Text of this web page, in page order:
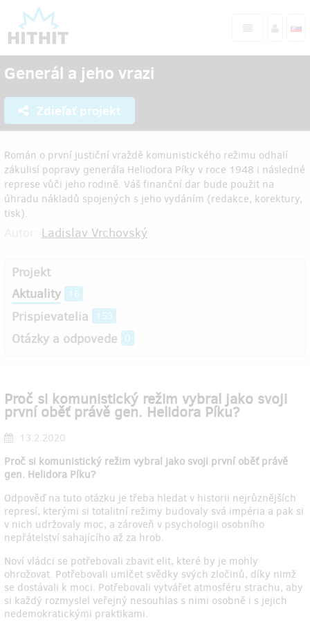
Generál a jeho vrazi
Zdieľať projekt
Román o první justiční vraždě komunistického režimu odhalí
zákulisí popravy generála Heliodora Píky v roce 1948 i následné
represe vůči jeho rodině. Váš finanční dar bude použit na
úhradu nákladů spojených s jeho vydáním (redakce, korektury,
tisk).
Ladislav Vrchovský
Projekt
Aktuality
16
Prispievatelia 153
Otázky a odpovede 0
Proč si komunistický režim vybral jako svoji
první oběť právě gen. Helidora Píku?
13.2.2020
Proč si komunistický režim vybral jako svoji první oběť právě
gen. Helidora Píku?
Odpověď na tuto otázku je třeba hledat v historii nejrůznějších
represí, kterými si totalitní režimy budovaly svá impéria a pak si
v nich udržovaly moc, a zároveň v psychologii osobního
nepřátelství sahajícího až za hrob.
Noví vládci se potřebovali zbavit elit, které by je mohly
ohrožovat. Potřebovali umlčet svědky svých zločinů, díky nimž
se dostávali k moci. Potřebovali vytvářet atmosféru strachu, aby
si každý rozmyslel veřejný nesouhlas s nimi osobně i s jejich
nedemokratickými praktikami.